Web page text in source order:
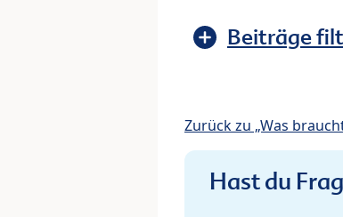
Beiträge
Zurück zu „Was
Hast du